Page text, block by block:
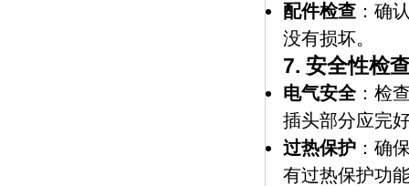
配件检查 ：确
没有损坏。
7. 安全性检
电气安全：检
插头部分应完
过热保护 ：确
有过热保护功